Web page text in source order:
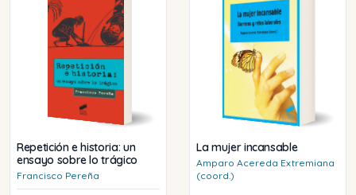
Repetición e historia: un
ensayo sobre lo trágico
Francisco Pereña
La mujer incansable
Amparo Acereda Extremiana
(coord.)